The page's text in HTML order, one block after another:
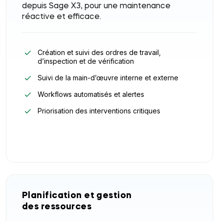
depuis Sage X3, pour une maintenance
réactive et efficace.
Création et suivi des ordres de travail,
d’inspection et de vérification
Suivi de la main-d’œuvre interne et externe
Workflows automatisés et alertes
Priorisation des interventions critiques
Planification et gestion
des ressources